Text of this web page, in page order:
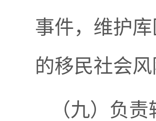
事件，维护
的移民社会
（九）负